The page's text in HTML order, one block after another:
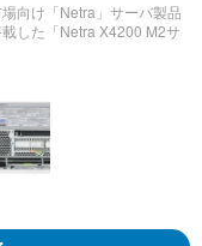
向け「Netra」サーバ製品
した「Netra X4200 M2サ